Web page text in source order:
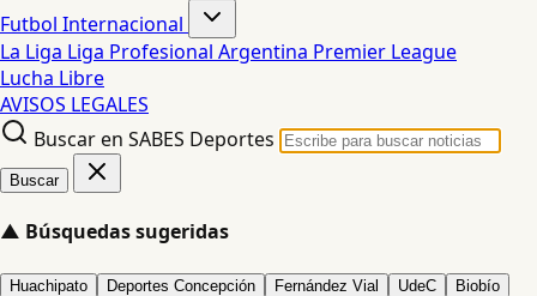
Futbol Internacional
La Liga Liga Profesional Argentina Premier League
Lucha Libre
AVISOS LEGALES
Buscar en SABES Deportes
Buscar
▲ Búsquedas sugeridas
Huachipato Deportes Concepción Fernández Vial UdeC Biobío